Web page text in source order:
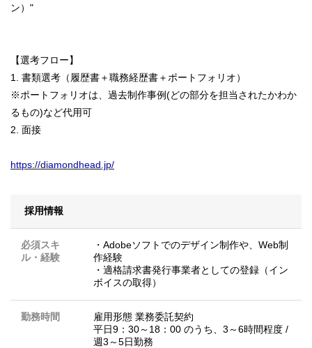
ン）"
【選考フロー】
1. 書類選考（履歴書＋職務経歴書＋ポートフォリオ）
※ポートフォリオは、過去制作事例(どの部分を担当されたかわか
るもの)など代用可
2. 面接
https://diamondhead.jp/
採用情報
必須スキ
ル・経験
・Adobeソフトでのデザイン制作や、Web制
作経験
・適格請求書発行事業者としての登録（イン
ボイスの取得）
勤務時間
雇用形態 業務委託契約
平日9：30～18：00 のうち、3～6時間程度 /
週3～5日勤務